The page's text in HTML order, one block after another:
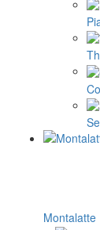
Montalatte